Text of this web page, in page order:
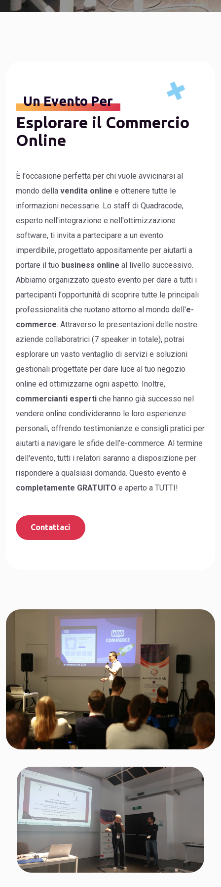
Un Evento Per
Esplorare il Commercio
Online
È l'occasione perfetta per chi vuole avvicinarsi al
mondo della vendita online e ottenere tutte le
informazioni necessarie. Lo staff di Quadracode,
esperto nell'integrazione e nell'ottimizzazione
software, ti invita a partecipare a un evento
imperdibile, progettato appositamente per aiutarti a
portare il tuo business online al livello successivo.
Abbiamo organizzato questo evento per dare a tutti i
partecipanti l'opportunità di scoprire tutte le principali
professionalità che ruotano attorno al mondo dell'e-
commerce. Attraverso le presentazioni delle nostre
aziende collaboratrici (7 speaker in totale), potrai
esplorare un vasto ventaglio di servizi e soluzioni
gestionali progettate per dare luce al tuo negozio
online ed ottimizzarne ogni aspetto. Inoltre,
commercianti esperti che hanno già successo nel
vendere online condivideranno le loro esperienze
personali, offrendo testimonianze e consigli pratici per
aiutarti a navigare le sfide dell’e-commerce. Al termine
dell'evento, tutti i relatori saranno a disposizione per
rispondere a qualsiasi domanda. Questo evento è
completamente GRATUITO e aperto a TUTTI!
Contattaci